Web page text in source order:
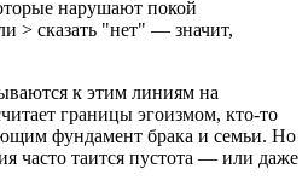
нарушают покой
> сказать "нет" — значит,
к этим линиям на
границы эгоизмом, кто-то
фундамент брака и семьи. Но
часто таится пустота — или даже